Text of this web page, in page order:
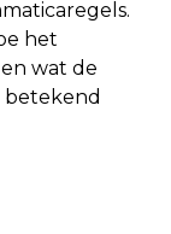
het
wat de
betekend